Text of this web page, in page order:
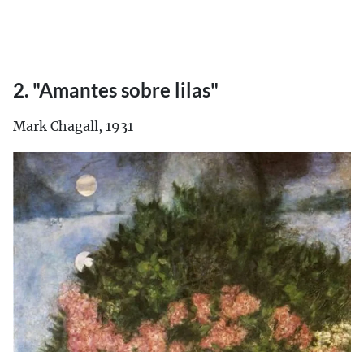
2. "Amantes sobre lilas"
Mark Chagall, 1931